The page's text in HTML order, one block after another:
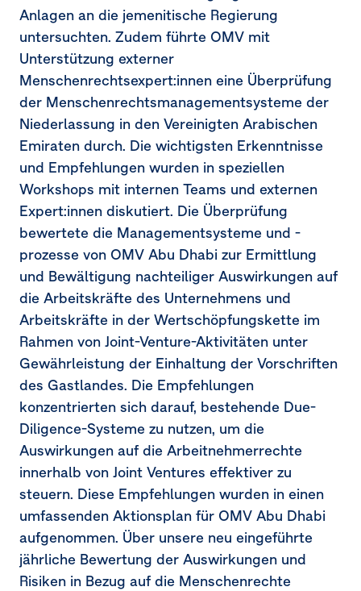
Anlagen an die jemenitische Regierung
untersuchten. Zudem führte OMV mit
Unterstützung externer
Menschenrechtsexpert:innen eine Überprüfung
der Menschenrechtsmanagementsysteme der
Niederlassung in den Vereinigten Arabischen
Emiraten durch. Die wichtigsten Erkenntnisse
und Empfehlungen wurden in speziellen
Workshops mit internen Teams und externen
Expert:innen diskutiert. Die Überprüfung
bewertete die Managementsysteme und -
prozesse von OMV Abu Dhabi zur Ermittlung
und Bewältigung nachteiliger Auswirkungen auf
die Arbeitskräfte des Unternehmens und
Arbeitskräfte in der Wertschöpfungskette im
Rahmen von Joint-Venture-Aktivitäten unter
Gewährleistung der Einhaltung der Vorschriften
des Gastlandes. Die Empfehlungen
konzentrierten sich darauf, bestehende Due-
Diligence-Systeme zu nutzen, um die
Auswirkungen auf die Arbeitnehmerrechte
innerhalb von Joint Ventures effektiver zu
steuern. Diese Empfehlungen wurden in einen
umfassenden Aktionsplan für OMV Abu Dhabi
aufgenommen. Über unsere neu eingeführte
jährliche Bewertung der Auswirkungen und
Risiken in Bezug auf die Menschenrechte